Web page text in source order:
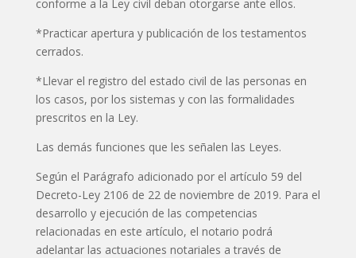
conforme a la Ley civil deban otorgarse ante ellos.
*Practicar apertura y publicación de los testamentos
cerrados.
*Llevar el registro del estado civil de las personas en
los casos, por los sistemas y con las formalidades
prescritos en la Ley.
Las demás funciones que les señalen las Leyes.
Según el Parágrafo adicionado por el artículo 59 del
Decreto-Ley 2106 de 22 de noviembre de 2019. Para el
desarrollo y ejecución de las competencias
relacionadas en este artículo, el notario podrá
adelantar las actuaciones notariales a través de